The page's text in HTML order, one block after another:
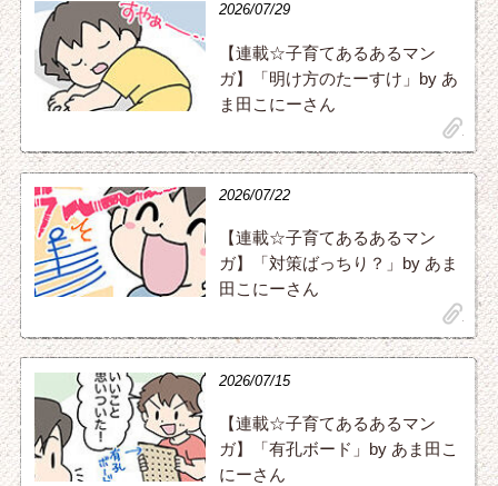
2026/07/29
【連載☆子育てあるあるマン
ガ】「明け方のたーすけ」by あ
ま田こにーさん
clip
2026/07/22
【連載☆子育てあるあるマン
ガ】「対策ばっちり？」by あま
田こにーさん
clip
2026/07/15
【連載☆子育てあるあるマン
ガ】「有孔ボード」by あま田こ
にーさん